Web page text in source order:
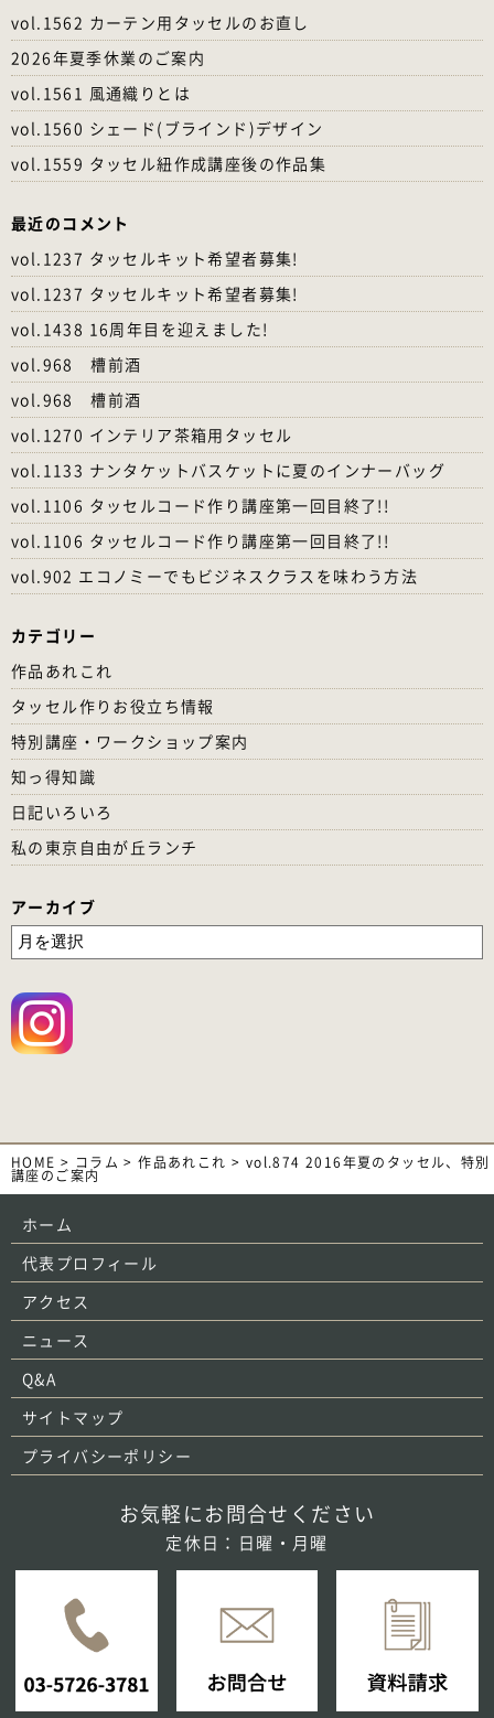
vol.1562 カーテン用タッセルのお直し
2026年夏季休業のご案内
vol.1561 風通織りとは
vol.1560 シェード(ブラインド)デザイン
vol.1559 タッセル紐作成講座後の作品集
最近のコメント
vol.1237 タッセルキット希望者募集!
vol.1237 タッセルキット希望者募集!
vol.1438 16周年目を迎えました!
vol.968 槽前酒
vol.968 槽前酒
vol.1270 インテリア茶箱用タッセル
vol.1133 ナンタケットバスケットに夏のインナーバッグ
vol.1106 タッセルコード作り講座第一回目終了!!
vol.1106 タッセルコード作り講座第一回目終了!!
vol.902 エコノミーでもビジネスクラスを味わう方法
カテゴリー
作品あれこれ
タッセル作りお役立ち情報
特別講座・ワークショップ案内
知っ得知識
日記いろいろ
私の東京自由が丘ランチ
アーカイブ
HOME > コラム >作品あれこれ > vol.874 2016年夏のタッセル、特別
講座のご案内
ホーム
代表プロフィール
アクセス
ニュース
Q&A
サイトマップ
プライバシーポリシー
お気軽にお問合せください
定休日：日曜・月曜